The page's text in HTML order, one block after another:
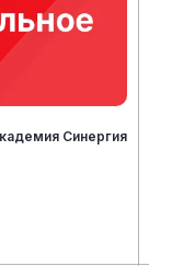
Синергия